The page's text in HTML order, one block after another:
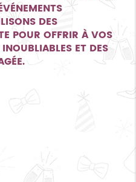
DES
POUR OFFRIR À VOS
ET DES